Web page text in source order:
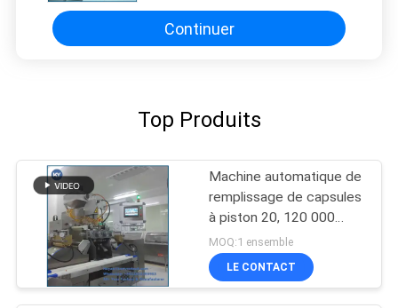
Continuer
Top Produits
Machine automatique de
remplissage de capsules
à piston 20, 120 000
pièces/heure
MOQ:1 ensemble
LE CONTACT